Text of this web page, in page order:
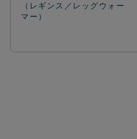
（レギンス／レッグウォー
マー）